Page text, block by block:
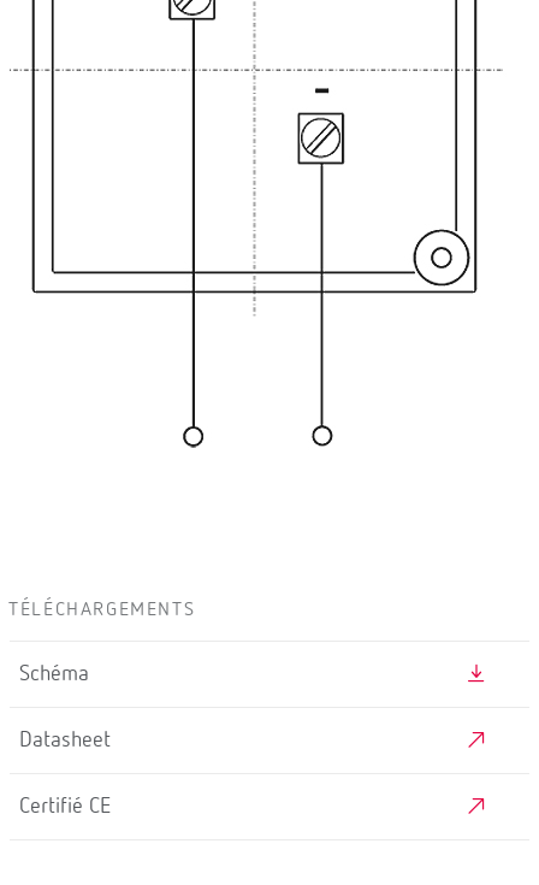
TÉLÉCHARGEMENTS
Schéma
Datasheet
Certifié CE